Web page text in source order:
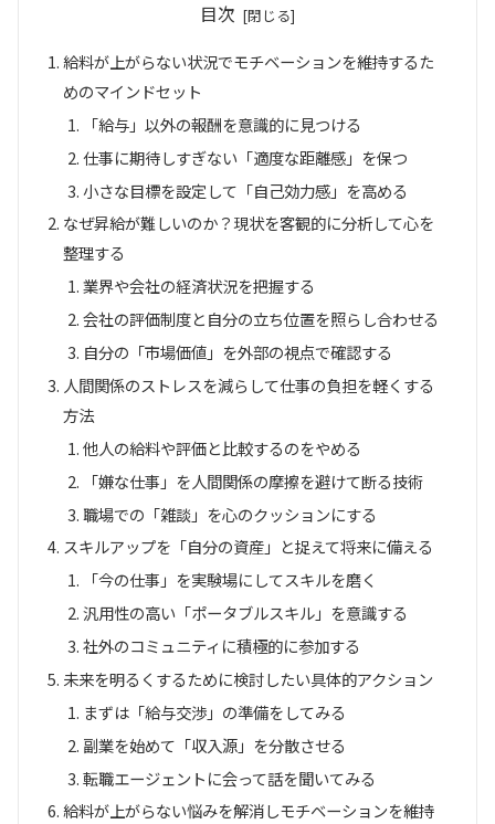
目次
給料が上がらない状況でモチベーションを維持するた
めのマインドセット
「給与」以外の報酬を意識的に見つける
仕事に期待しすぎない「適度な距離感」を保つ
小さな目標を設定して「自己効力感」を高める
なぜ昇給が難しいのか？現状を客観的に分析して心を
整理する
業界や会社の経済状況を把握する
会社の評価制度と自分の立ち位置を照らし合わせる
自分の「市場価値」を外部の視点で確認する
人間関係のストレスを減らして仕事の負担を軽くする
方法
他人の給料や評価と比較するのをやめる
「嫌な仕事」を人間関係の摩擦を避けて断る技術
職場での「雑談」を心のクッションにする
スキルアップを「自分の資産」と捉えて将来に備える
「今の仕事」を実験場にしてスキルを磨く
汎用性の高い「ポータブルスキル」を意識する
社外のコミュニティに積極的に参加する
未来を明るくするために検討したい具体的アクション
まずは「給与交渉」の準備をしてみる
副業を始めて「収入源」を分散させる
転職エージェントに会って話を聞いてみる
給料が上がらない悩みを解消しモチベーションを維持